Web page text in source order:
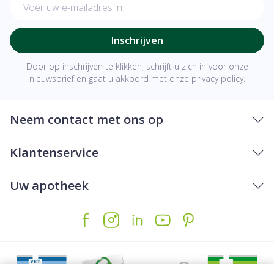
Inschrijven
Door op inschrijven te klikken, schrijft u zich in voor onze
nieuwsbrief en gaat u akkoord met onze privacy policy.
Neem contact met ons op
Klantenservice
Uw apotheek